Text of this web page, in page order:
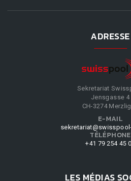
ADRESSE
Sekretariat
Jensgasse 4
CH-3274
E-MAIL
TÉLÉPHONE
+41 79 254 45
LES MÉDIAS